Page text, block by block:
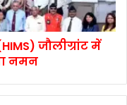
जौलीग्रांट में
नमन